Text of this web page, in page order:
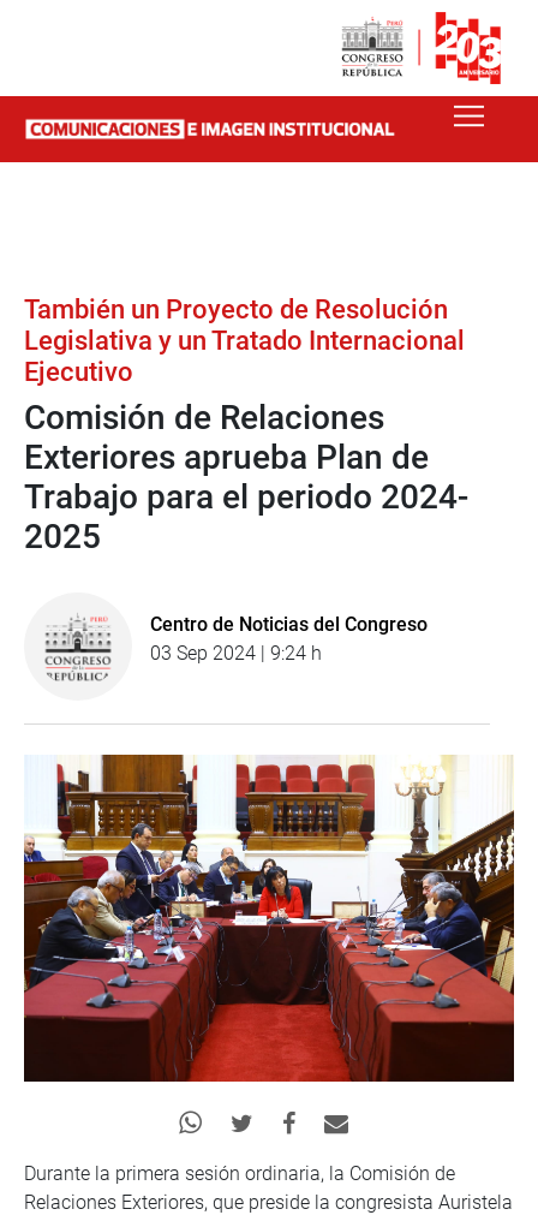
También un Proyecto de Resolución
Legislativa y un Tratado Internacional
Ejecutivo
Comisión de Relaciones
Exteriores aprueba Plan de
Trabajo para el periodo 2024-
2025
Centro de Noticias del Congreso
03 Sep 2024 | 9:24 h
Durante la primera sesión ordinaria, la Comisión de
Relaciones Exteriores, que preside la congresista Auristela